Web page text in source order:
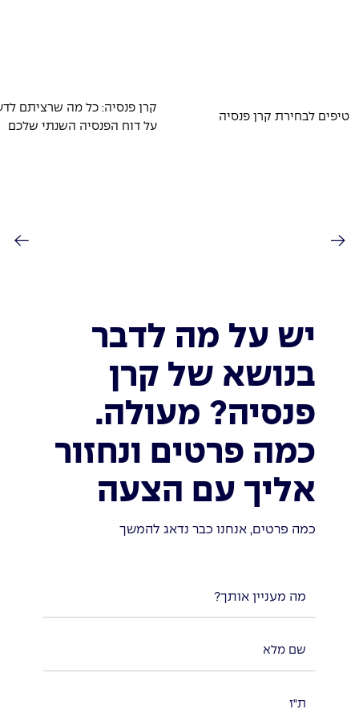
טיפים לבחירת קרן פנסיה
קרן פנסיה: כל מה שרציתם
על דוח הפנסיה השנתי שלכם
יש על מה לדבר
בנושא של קרן
פנסיה? מעולה.
כמה פרטים ונחזור
אליך עם הצעה
כמה פרטים, אנחנו כבר נדאג להמשך
מה מעניין אותך?